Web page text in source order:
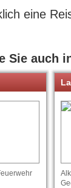
eine
Sie auch